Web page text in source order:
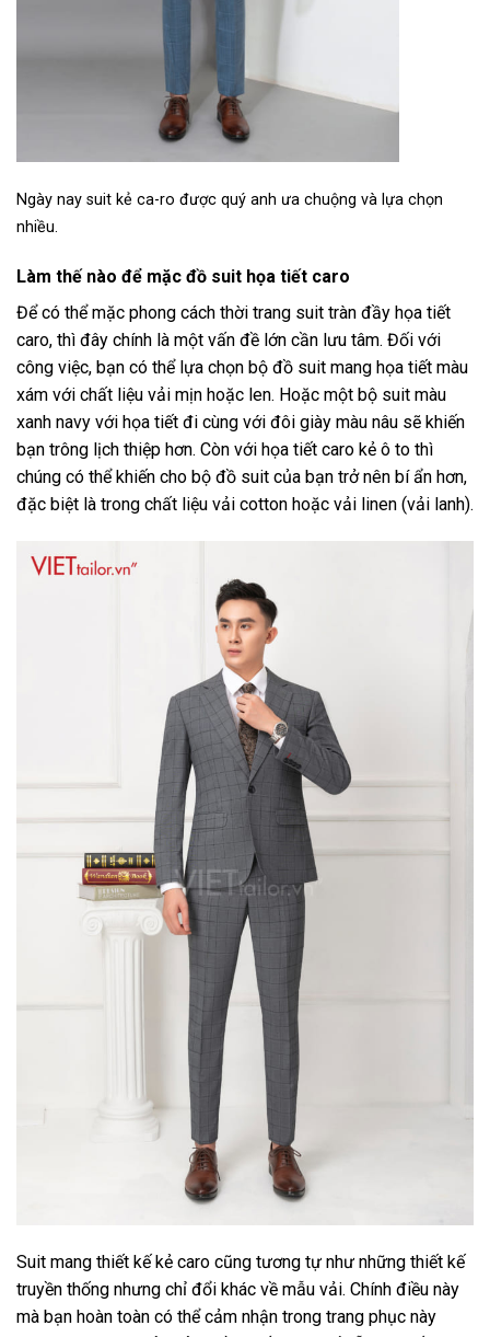
Ngày nay suit kẻ ca-ro được quý anh ưa chuộng và lựa chọn
nhiều.
Làm thế nào để mặc đồ suit họa tiết caro
Để có thể mặc phong cách thời trang suit tràn đầy họa tiết
caro, thì đây chính là một vấn đề lớn cần lưu tâm. Đối với
công việc, bạn có thể lựa chọn bộ đồ suit mang họa tiết màu
xám với chất liệu vải mịn hoặc len. Hoặc một bộ suit màu
xanh navy với họa tiết đi cùng với đôi giày màu nâu sẽ khiến
bạn trông lịch thiệp hơn. Còn với họa tiết caro kẻ ô to thì
chúng có thể khiến cho bộ đồ suit của bạn trở nên bí ẩn hơn,
đặc biệt là trong chất liệu vải cotton hoặc vải linen (vải lanh).
Suit mang thiết kế kẻ caro cũng tương tự như những thiết kế
truyền thống nhưng chỉ đổi khác về mẫu vải. Chính điều này
mà bạn hoàn toàn có thể cảm nhận trong trang phục này